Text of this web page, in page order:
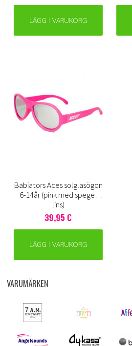
LÄGG I VARUKORG
Babiators Aces solglasögon
6-14år (pink med spegel
lins)
39,95 €
LÄGG I VARUKORG
VARUMÄRKEN